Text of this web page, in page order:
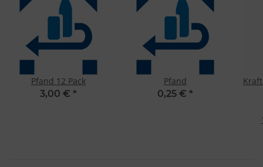
Pfand 12 Pack
3,00 € *
Pfand
0,25 € *